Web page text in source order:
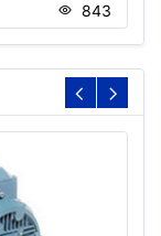
843